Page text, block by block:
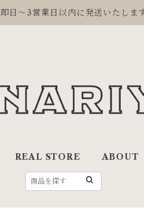
即日〜3営業日以内に発送いたしま
REAL STORE ABOUT